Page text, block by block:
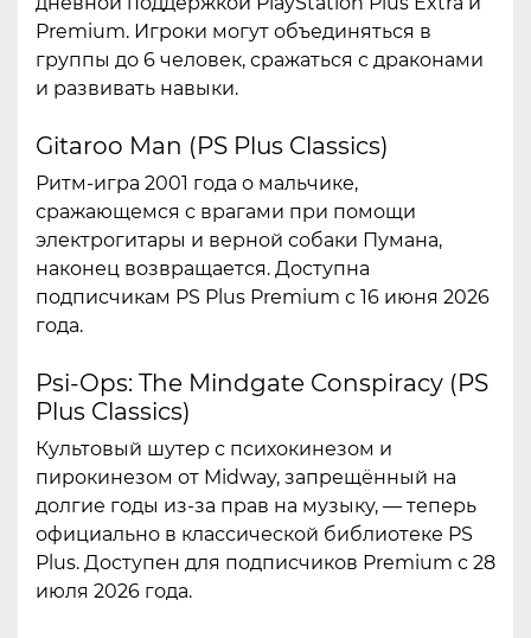
Premium. Игроки могут объединяться в
группы до 6 человек, сражаться с драконами
и развивать навыки.
Gitaroo Man (PS Plus Classics)
Ритм-игра 2001 года о мальчике,
сражающемся с врагами при помощи
электрогитары и верной собаки Пумана,
наконец возвращается. Доступна
подписчикам PS Plus Premium с 16 июня 2026
года.
Psi-Ops: The Mindgate Conspiracy (PS
Plus Classics)
Культовый шутер с психокинезом и
пирокинезом от Midway, запрещённый на
долгие годы из-за прав на музыку, — теперь
официально в классической библиотеке PS
Plus. Доступен для подписчиков Premium с 28
июля 2026 года.